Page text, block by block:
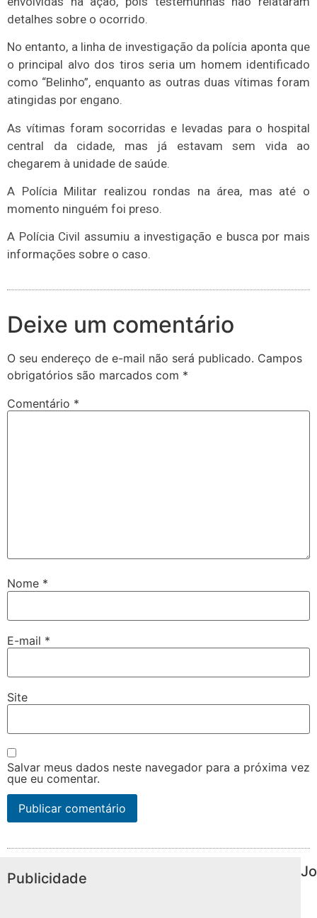
detalhes sobre o ocorrido.
No entanto, a linha de investigação da polícia aponta que
o principal alvo dos tiros seria um homem identificado
como “Belinho”, enquanto as outras duas vítimas foram
atingidas por engano.
As vítimas foram socorridas e levadas para o hospital
central da cidade, mas já estavam sem vida ao
chegarem à unidade de saúde.
A Polícia Militar realizou rondas na área, mas até o
momento ninguém foi preso.
A Polícia Civil assumiu a investigação e busca por mais
informações sobre o caso.
Deixe um comentário
O seu endereço de e-mail não será publicado. Campos
obrigatórios são marcados com *
Comentário *
Nome *
E-mail *
Site
Salvar meus dados neste navegador para a próxima vez
que eu comentar.
Publicidade Jo